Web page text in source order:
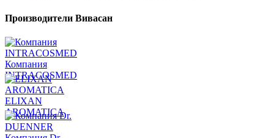
Производители Вивасан
Компания
INTRACOSMED
ELIXAN
AROMATICA